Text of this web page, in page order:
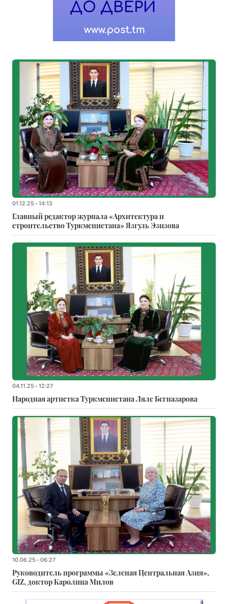
01.12.25 - 14:13
Главный редактор журнала «Архитектура и
строительство Туркменистана» Язгуль Эзизова
04.11.25 - 12:27
Народная артистка Туркменистана Ляле Бегназарова
10.06.25 - 06:27
Руководитель программы «Зеленая Центральная Азия»,
GIZ, доктор Каролина Милов